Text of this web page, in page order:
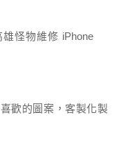
歡的圖案，客製化製